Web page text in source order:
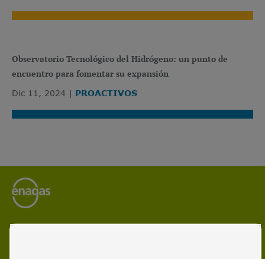
Observatorio Tecnológico del Hidrógeno: un punto de
encuentro para fomentar su expansión
Dic 11, 2024 PROACTIVOS
Enagás es el operador líder de infraestructuras energéticas